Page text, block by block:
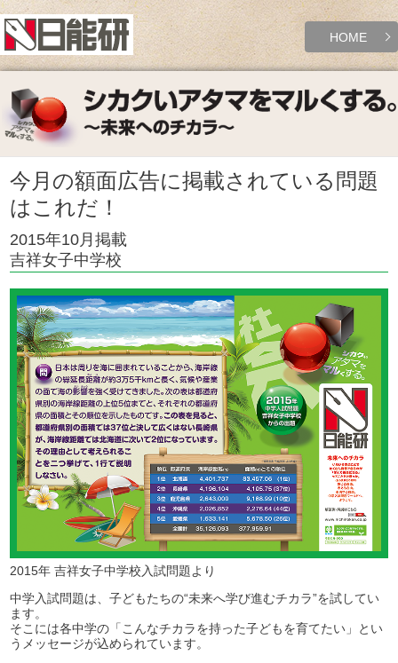
HOME
今月の額面広告に掲載されている問題
はこれだ！
2015年10月掲載
吉祥女子中学校
2015年 吉祥女子中学校入試問題より
中学入試問題は、子どもたちの“未来へ学び進むチカラ”を試してい
ます。
そこには各中学の「こんなチカラを持った子どもを育てたい」とい
うメッセージが込められています。